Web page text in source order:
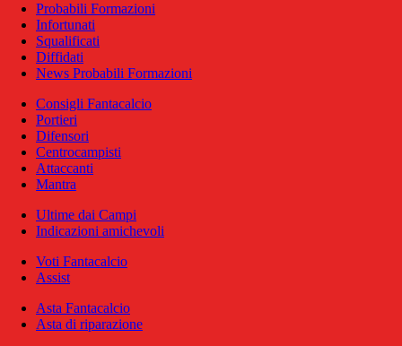
Probabili Formazioni
Infortunati
Squalificati
Diffidati
News Probabili Formazioni
Consigli Fantacalcio
Portieri
Difensori
Centrocampisti
Attaccanti
Mantra
Ultime dai Campi
Indicazioni amichevoli
Voti Fantacalcio
Assist
Asta Fantacalcio
Asta di riparazione